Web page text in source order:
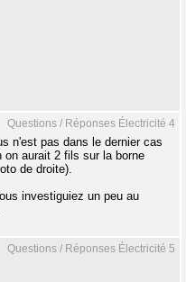
Questions / Réponses Électricité 4
n'est pas dans le dernier cas
on aurait 2 fils sur la borne
de droite).
investiguiez un peu au
Questions / Réponses Électricité 5